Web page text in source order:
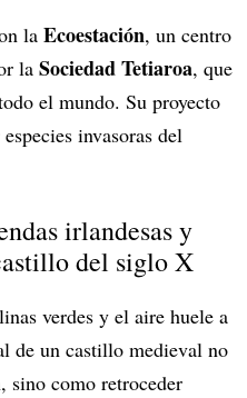
la Ecoestación, un centro
la Sociedad Tetiaroa, que
el mundo. Su proyecto
invasoras del
irlandesas y
del siglo X
verdes y el aire huele a
de un castillo medieval no
sino como retroceder